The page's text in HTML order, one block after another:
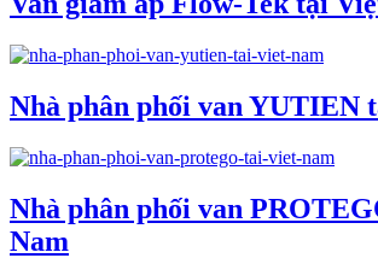
Nhà phân phối van YUTIEN
Nhà phân phối van
Nam